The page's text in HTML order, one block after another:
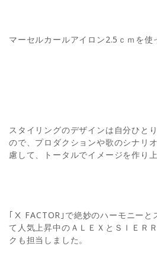
マーセルカールアイロン2.5ｃｍを使
スタイリングのデザインは自分ひと
ので、プロダクションや歌のシナリ
慮して、トータルでイメージを作り
｢Ⅹ FACTOR｣で絶妙のハーモニーと
て人気上昇中のＡＬＥＸとＳＩＥＲ
クも担当しました。